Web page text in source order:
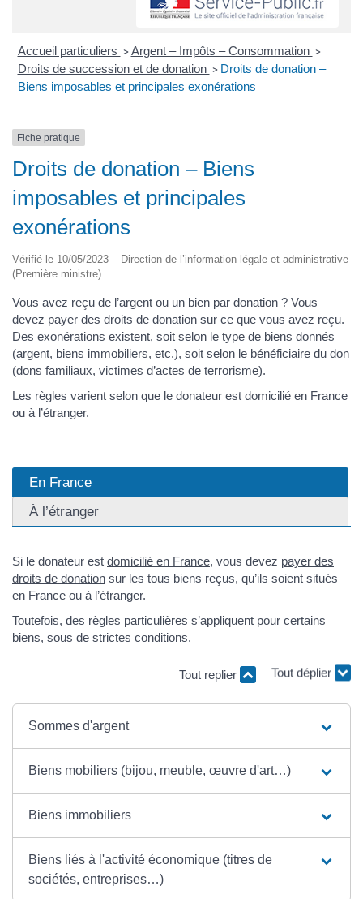
Accueil particuliers > Argent – Impôts – Consommation >
Droits de succession et de donation > Droits de donation –
Biens imposables et principales exonérations
Fiche pratique
Droits de donation – Biens
imposables et principales
exonérations
Vérifié le 10/05/2023 – Direction de l’information légale et administrative
(Première ministre)
Vous avez reçu de l’argent ou un bien par donation ? Vous
devez payer des droits de donation sur ce que vous avez reçu.
Des exonérations existent, soit selon le type de biens donnés
(argent, biens immobiliers, etc.), soit selon le bénéficiaire du don
(dons familiaux, victimes d’actes de terrorisme).
Les règles varient selon que le donateur est domicilié en France
ou à l’étranger.
En France
À l’étranger
Si le donateur est domicilié en France, vous devez payer des
droits de donation sur les tous biens reçus, qu’ils soient situés
en France ou à l’étranger.
Toutefois, des règles particulières s’appliquent pour certains
biens, sous de strictes conditions.
Tout replier
Tout déplier
Sommes d'argent
Biens mobiliers (bijou, meuble, œuvre d'art…)
Biens immobiliers
Biens liés à l'activité économique (titres de
sociétés, entreprises…)